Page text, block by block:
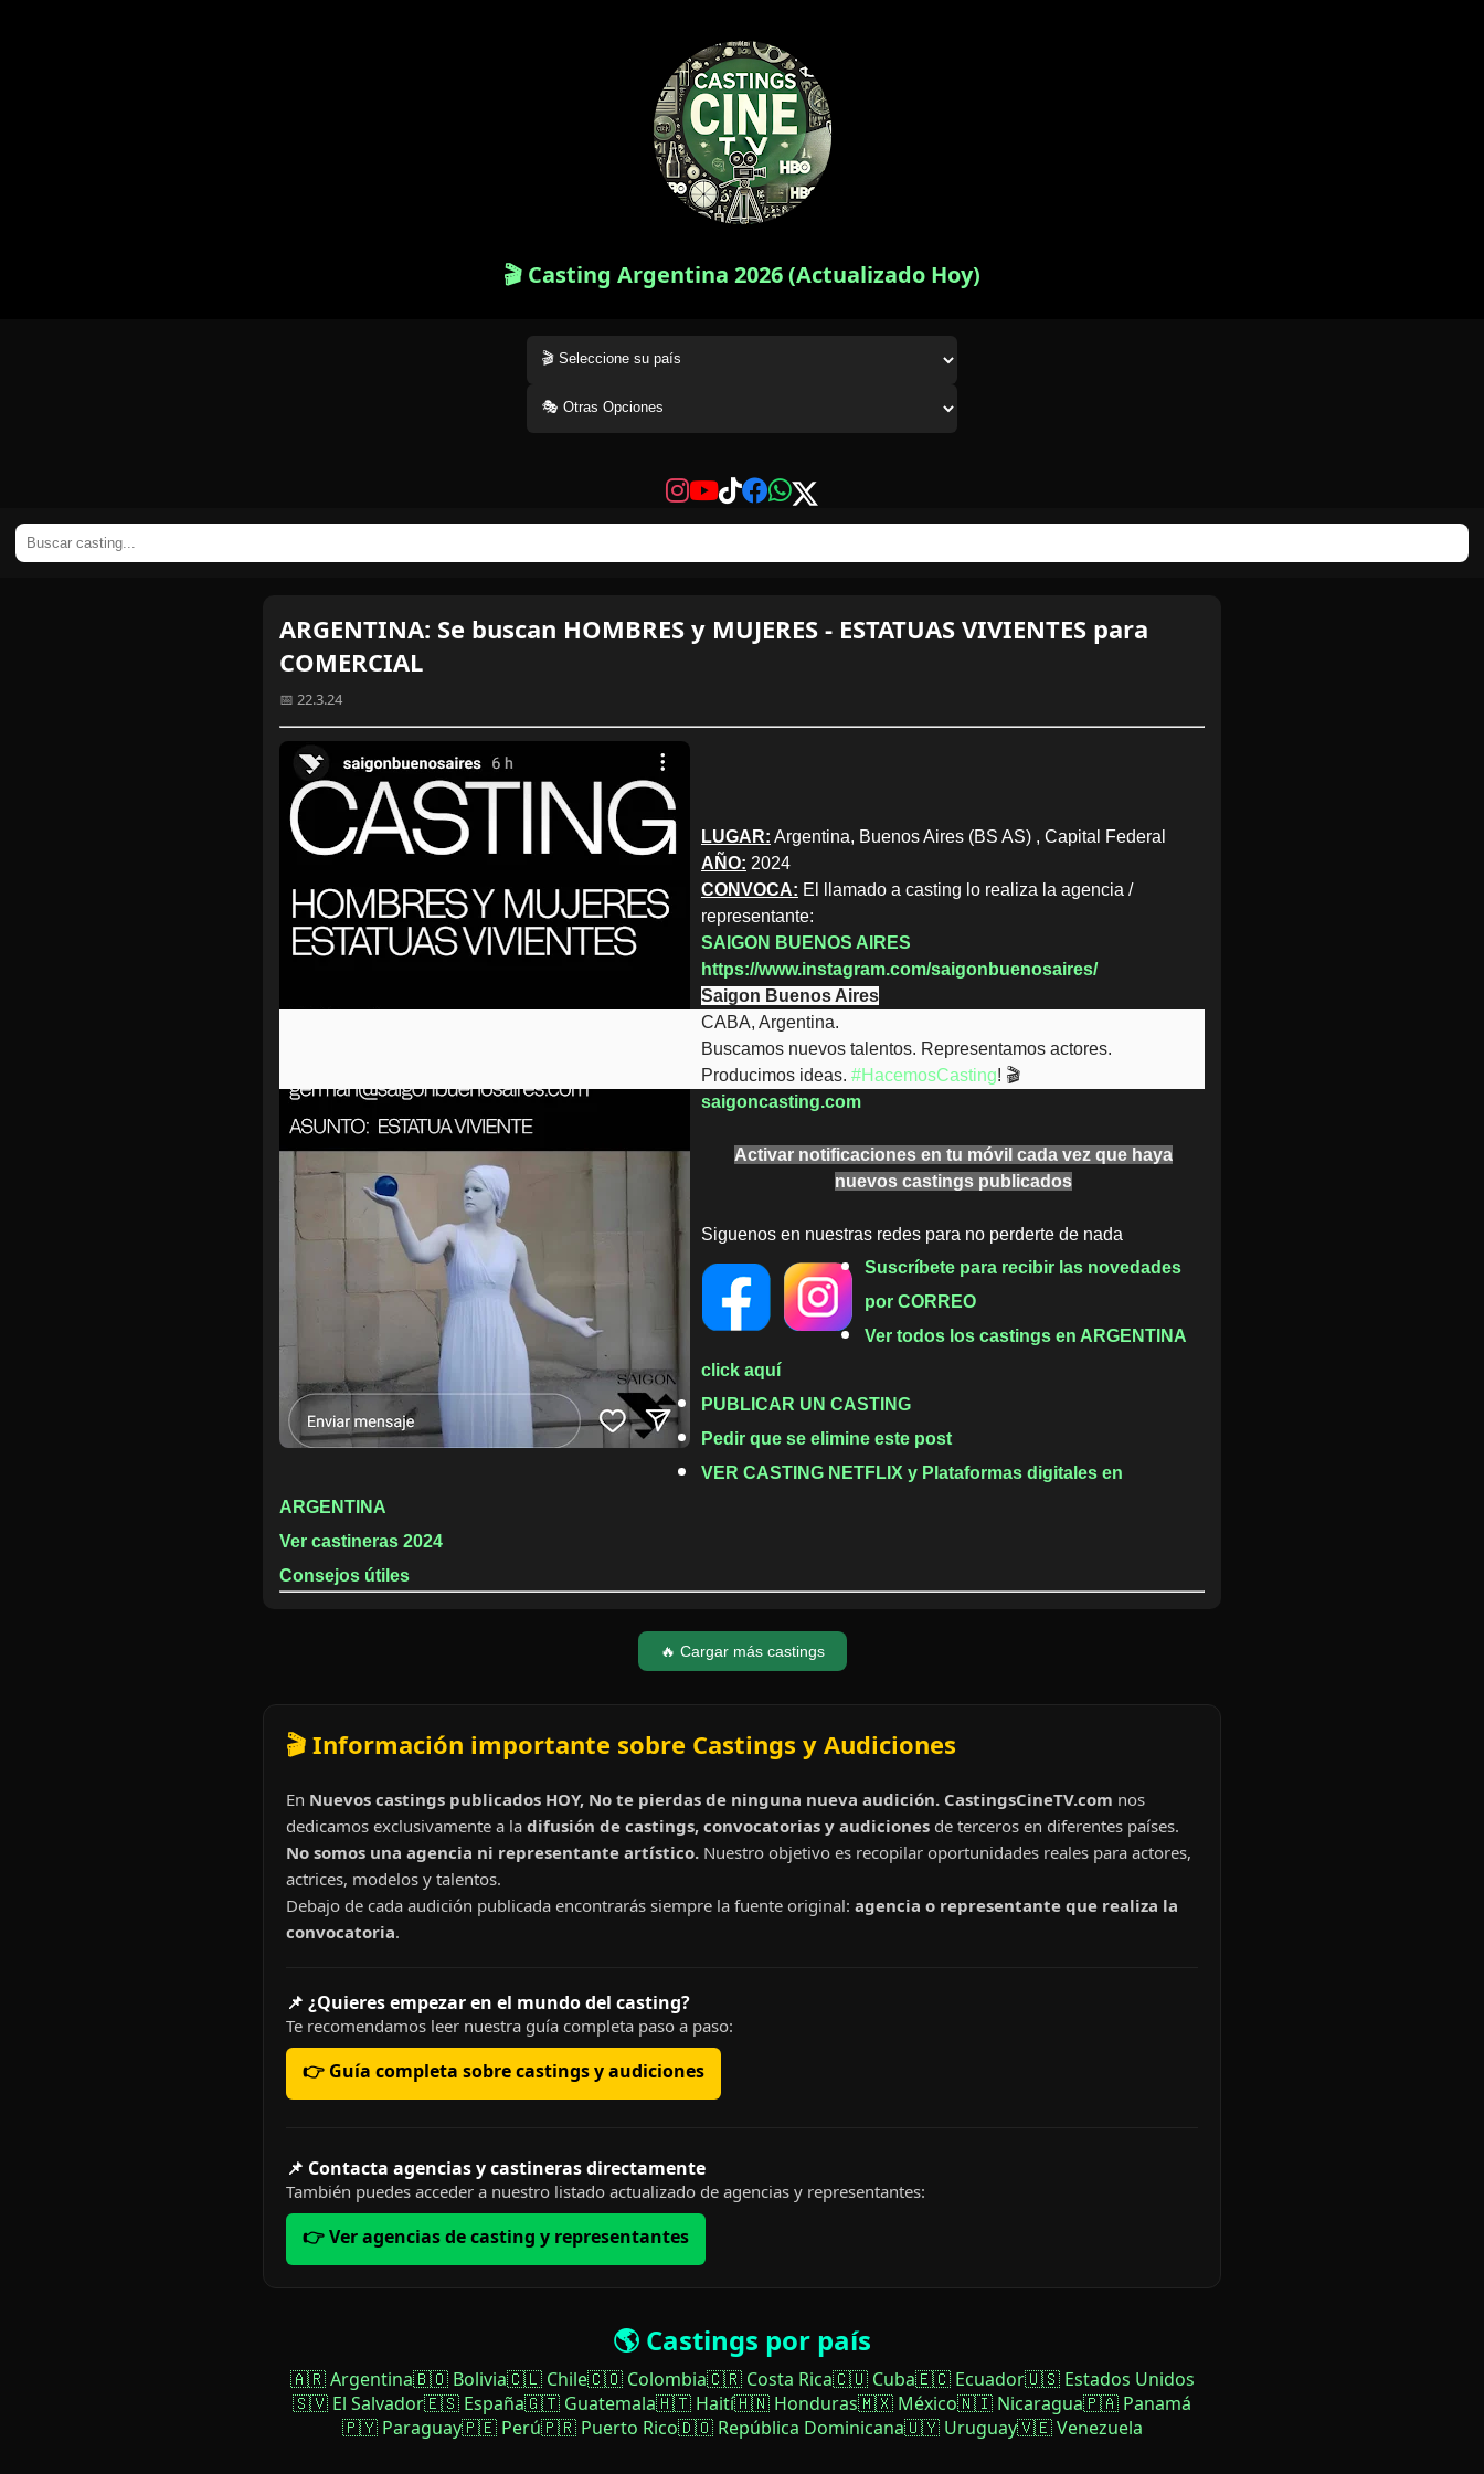
🎬 Casting Argentina 2026 (Actualizado Hoy)
ARGENTINA: Se buscan HOMBRES y MUJERES - ESTATUAS VIVIENTES para
COMERCIAL
📅 22.3.24
LUGAR: Argentina, Buenos Aires (BS AS) , Capital Federal
AÑO: 2024
CONVOCA: El llamado a casting lo realiza la agencia /
representante:
SAIGON BUENOS AIRES
https://www.instagram.com/saigonbuenosaires/
Saigon Buenos Aires
CABA, Argentina.
Buscamos nuevos talentos. Representamos actores.
Producimos ideas. #HacemosCasting! 🎬
saigoncasting.com
Activar notificaciones en tu móvil cada vez que haya
nuevos castings publicados
Siguenos en nuestras redes para no perderte de nada
Suscríbete para recibir las novedades
por CORREO
Ver todos los castings en ARGENTINA
click aquí
PUBLICAR UN CASTING
Pedir que se elimine este post
VER CASTING NETFLIX y Plataformas digitales en
ARGENTINA
Ver castineras 2024
Consejos útiles
🔥 Cargar más castings
🎬 Información importante sobre Castings y Audiciones
En Nuevos castings publicados HOY, No te pierdas de ninguna nueva audición. CastingsCineTV.com nos
dedicamos exclusivamente a la difusión de castings, convocatorias y audiciones de terceros en diferentes países.
No somos una agencia ni representante artístico. Nuestro objetivo es recopilar oportunidades reales para actores,
actrices, modelos y talentos.
Debajo de cada audición publicada encontrarás siempre la fuente original: agencia o representante que realiza la
convocatoria.
📌 ¿Quieres empezar en el mundo del casting?
Te recomendamos leer nuestra guía completa paso a paso:
👉 Guía completa sobre castings y audiciones
📌 Contacta agencias y castineras directamente
También puedes acceder a nuestro listado actualizado de agencias y representantes:
👉 Ver agencias de casting y representantes
🌎 Castings por país
🇦🇷 Argentina🇧🇴 Bolivia🇨🇱 Chile🇨🇴 Colombia🇨🇷 Costa Rica🇨🇺 Cuba🇪🇨 Ecuador🇺🇸 Estados Unidos
🇸🇻 El Salvador🇪🇸 España🇬🇹 Guatemala🇭🇹 Haití🇭🇳 Honduras🇲🇽 México🇳🇮 Nicaragua🇵🇦 Panamá
🇵🇾 Paraguay🇵🇪 Perú🇵🇷 Puerto Rico🇩🇴 República Dominicana🇺🇾 Uruguay🇻🇪 Venezuela